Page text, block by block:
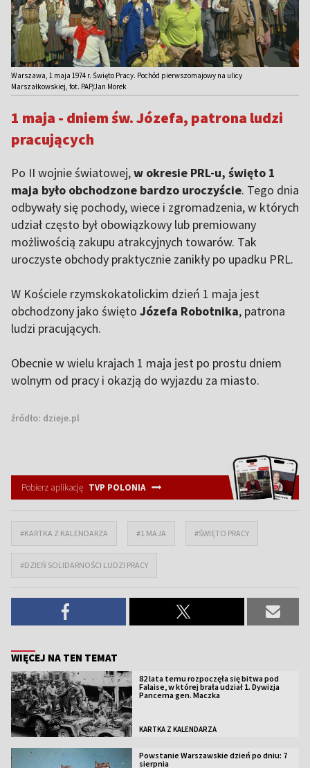
Warszawa, 1 maja 1974 r. Święto Pracy. Pochód pierwszomajowy na ulicy
Marszałkowskiej, fot. PAP/Jan Morek
1 maja - dniem św. Józefa, patrona ludzi
pracujących
Po II wojnie światowej,w okresie PRL-u, święto 1
maja było obchodzone bardzo uroczyście. Tego dnia
odbywały się pochody, wiece i zgromadzenia, w których
udział często był obowiązkowy lub premiowany
możliwością zakupu atrakcyjnych towarów. Tak
uroczyste obchody praktycznie zanikły po upadku PRL.
W Kościele rzymskokatolickim dzień 1 maja jest
obchodzony jako święto Józefa Robotnika, patrona
ludzi pracujących.
Obecnie w wielu krajach 1 maja jest po prostu dniem
wolnym od pracy i okazją do wyjazdu za miasto.
źródło: dzieje.pl
Pobierz aplikację TVP POLONIA
#KARTKA Z KALENDARZA #1 MAJA #ŚWIĘTO PRACY
#DZIEŃ SOLIDARNOŚCI LUDZI PRACY
WIĘCEJ NA TEN TEMAT
82 lata temu rozpoczęła się bitwa pod
Falaise, w której brała udział 1. Dywizja
Pancerna gen. Maczka
KARTKA Z KALENDARZA
Powstanie Warszawskie dzień po dniu: 7
sierpnia